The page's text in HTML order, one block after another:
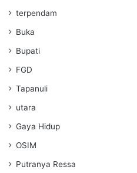
terpendam
Buka
Bupati
FGD
Tapanuli
utara
Gaya Hidup
OSIM
Putranya Ressa